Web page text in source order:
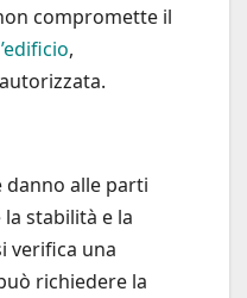
compromette il
,
danno alle parti
stabilità e la
verifica una
richiedere la